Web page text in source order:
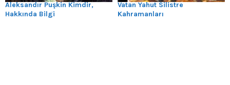
Aleksandır Puşkin Kimdir,
Hakkında Bilgi
Vatan Yahut Silistre
Kahramanları